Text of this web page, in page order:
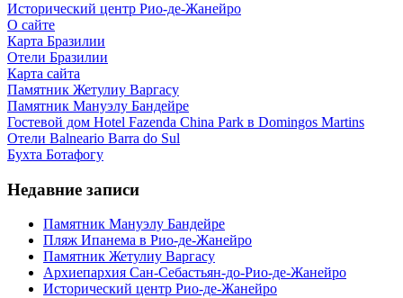
Исторический центр Рио-де-Жанейро
О сайте
Карта Бразилии
Отели Бразилии
Карта сайта
Памятник Жетулиу Варгасу
Памятник Мануэлу Бандейре
Гостевой дом Hotel Fazenda China Park в Domingos Martins
Отели Balneario Barra do Sul
Бухта Ботафогу
Недавние записи
Памятник Мануэлу Бандейре
Пляж Ипанема в Рио-де-Жанейро
Памятник Жетулиу Варгасу
Архиепархия Сан-Себастьян-до-Рио-де-Жанейро
Исторический центр Рио-де-Жанейро